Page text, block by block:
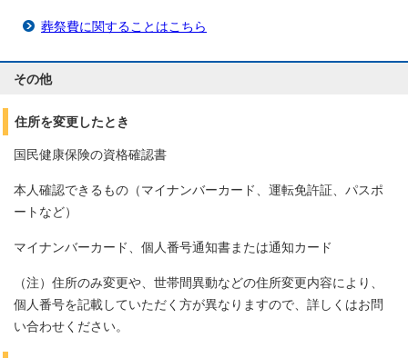
葬祭費に関することはこちら
その他
住所を変更したとき
国民健康保険の資格確認書
本人確認できるもの（マイナンバーカード、運転免許証、パスポ
ートなど）
マイナンバーカード、個人番号通知書または通知カード
（注）住所のみ変更や、世帯間異動などの住所変更内容により、
個人番号を記載していただく方が異なりますので、詳しくはお問
い合わせください。